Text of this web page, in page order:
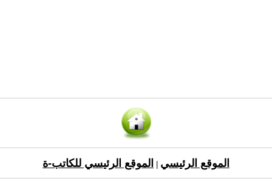
الموقع الرئيسي الموقع الرئيسي للكاتب-ة